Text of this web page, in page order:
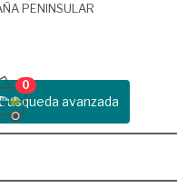
PENINSULAR
avanzada
0